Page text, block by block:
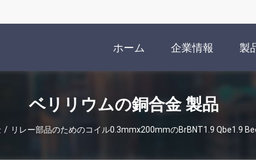
ホーム 企業情報 製
ベリリウムの銅合金 製品
/ リレー部品のためのコイル0.3mmx200mmのBrBNT1.9 Qbe1.9